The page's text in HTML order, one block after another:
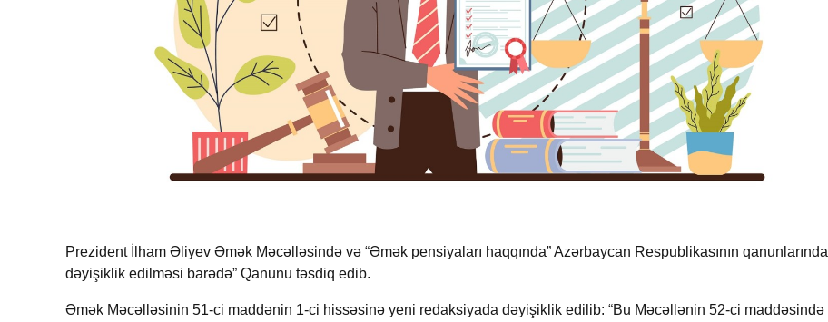
Prezident İlham Əliyev Əmək Məcəlləsində və “Əmək pensiyaları haqqında” Azərbaycan Respublikasının qanunlarında
dəyişiklik edilməsi barədə” Qanunu təsdiq edib.
Əmək Məcəlləsinin 51-ci maddənin 1-ci hissəsinə yeni redaksiyada dəyişiklik edilib: “Bu Məcəllənin 52-ci maddəsində